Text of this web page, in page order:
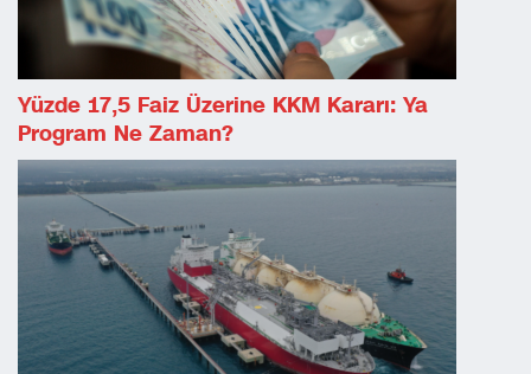
Yüzde 17,5 Faiz Üzerine KKM Kararı: Ya
Program Ne Zaman?